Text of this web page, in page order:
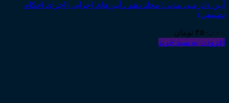
آیین دادرسی مدنی؛ مجلد دهم ـ آیین‌های اجرایی (اجرای احکام
تطبیقی)
۴۵۰,۰۰۰ تومان
افزودن به سبد خرید